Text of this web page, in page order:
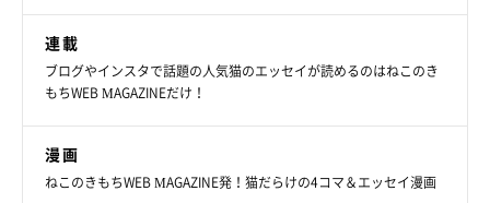
連載
ブログやインスタで話題の人気猫のエッセイが読めるのはねこのき
もちWEB MAGAZINEだけ！
漫画
ねこのきもちWEB MAGAZINE発！猫だらけの4コマ＆エッセイ漫画